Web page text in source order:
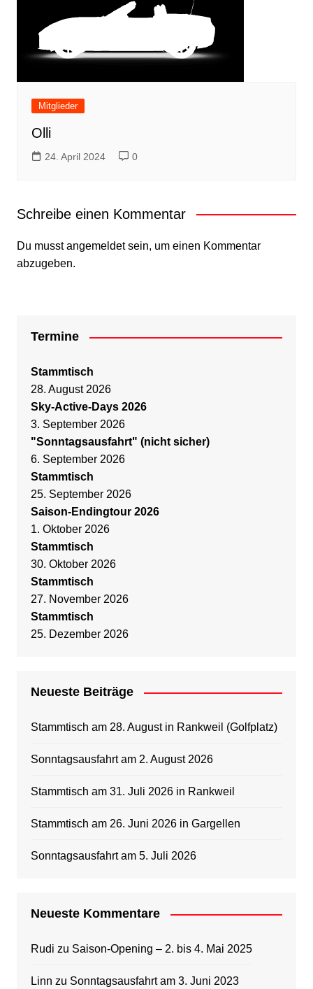
Mitglieder
Olli
24. April 2024 0
Schreibe einen Kommentar
Du musstangemeldetsein, um einen Kommentar
abzugeben.
Termine
Stammtisch
28. August 2026
Sky-Active-Days 2026
3. September 2026
"Sonntagsausfahrt" (nicht sicher)
6. September 2026
Stammtisch
25. September 2026
Saison-Endingtour 2026
1. Oktober 2026
Stammtisch
30. Oktober 2026
Stammtisch
27. November 2026
Stammtisch
25. Dezember 2026
Neueste Beiträge
Stammtisch am 28. August in Rankweil (Golfplatz)
Sonntagsausfahrt am 2. August 2026
Stammtisch am 31. Juli 2026 in Rankweil
Stammtisch am 26. Juni 2026 in Gargellen
Sonntagsausfahrt am 5. Juli 2026
Neueste Kommentare
Rudi zu Saison-Opening – 2. bis 4. Mai 2025
Linn zu Sonntagsausfahrt am 3. Juni 2023